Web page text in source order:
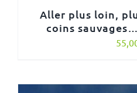
Aller plus loin,
coins